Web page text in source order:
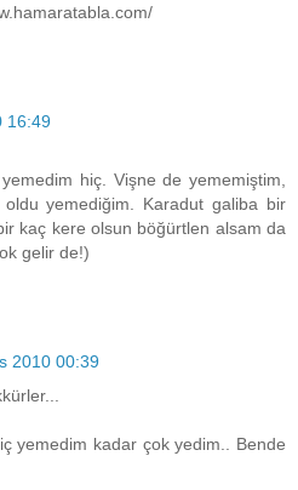
16:49
hiç. Vişne de yememiştim,
yemediğim. Karadut galiba bir
kaç kere olsun böğürtlen alsam da
gelir de!)
2010 00:39
yemedim kadar çok yedim.. Bende